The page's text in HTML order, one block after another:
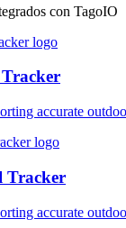
con TagoIO
accurate
Tracker
accurate